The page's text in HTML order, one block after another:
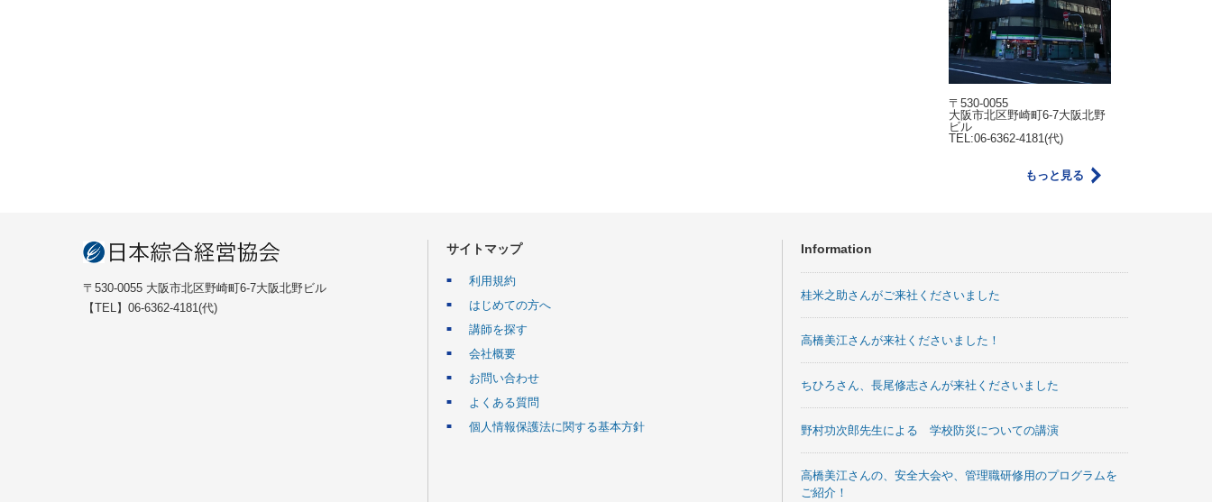
〒530-0055
大阪市北区野崎町6-7大阪北野
ビル
TEL:06-6362-4181(代)
もっと見る
〒530-0055 大阪市北区野崎町6-7大阪北野ビル
【TEL】06-6362-4181(代)
サイトマップ
利用規約
はじめての方へ
講師を探す
会社概要
お問い合わせ
よくある質問
個人情報保護法に関する基本方針
Information
桂米之助さんがご来社くださいました
高橋美江さんが来社くださいました！
ちひろさん、長尾修志さんが来社くださいました
野村功次郎先生による 学校防災についての講演
高橋美江さんの、安全大会や、管理職研修用のプログラムを
ご紹介！